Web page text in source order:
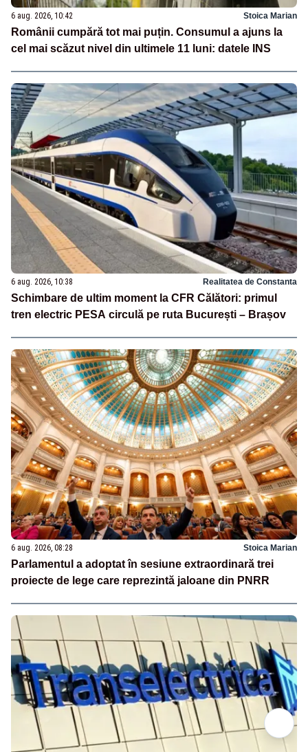
6 aug. 2026, 10:42 Stoica Marian
Românii cumpără tot mai puțin. Consumul a ajuns la
cel mai scăzut nivel din ultimele 11 luni: datele INS
6 aug. 2026, 10:38 Realitatea de Constanta
Schimbare de ultim moment la CFR Călători: primul
tren electric PESA circulă pe ruta București – Brașov
6 aug. 2026, 08:28 Stoica Marian
Parlamentul a adoptat în sesiune extraordinară trei
proiecte de lege care reprezintă jaloane din PNRR